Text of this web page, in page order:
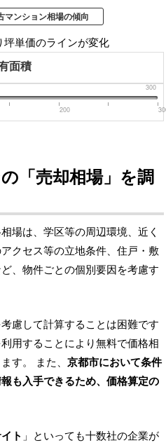
マンション相場の傾向
坪単価のラインが変化
面積
300
200
「売却相場」を調
場は、学区等の周辺環境、近く
クセス等の立地条件、住戸・敷
、物件ごとの個別要因を考慮す
慮して計算することは困難です
利用することにより無料で価格相
す。 また、 京都市において条件
も入手できるため、価格算定の
ト 」といっても十数社の企業が